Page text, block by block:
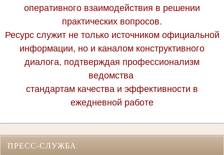
оперативного взаимодействия в решении
практических вопросов.
Ресурс служит не только источником официальной
информации, но и каналом конструктивного
диалога, подтверждая профессионализм
ведомства
стандартам качества и эффективности в
ежедневной работе
ПРЕСС-СЛУЖБА